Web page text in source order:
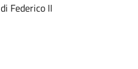
Federico II